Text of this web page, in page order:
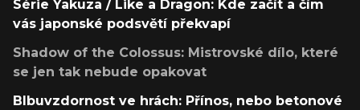
Série Yakuza / Like a Dragon: Kde začít a čím
vás japonské podsvětí překvapí
Shadow of the Colossus: Mistrovské dílo, které
se jen tak nebude opakovat
Blbuvzdornost ve hrách: Přínos, nebo betonové